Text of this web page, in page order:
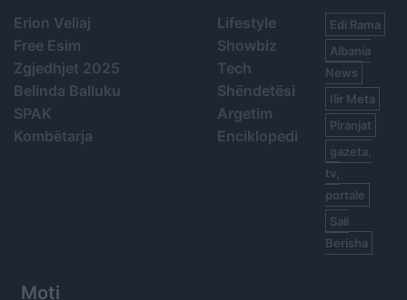
Erion Veliaj
Free Esim
Zgjedhjet 2025
Belinda Balluku
SPAK
Kombëtarja
Lifestyle
Showbiz
Tech
Shëndetësi
Argetim
Enciklopedi
Edi Rama
Albania
News
Ilir Meta
Piranjat
gazeta,
tv,
portale
Sali
Berisha
Moti